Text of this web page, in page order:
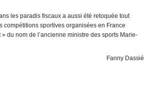
les paradis fiscaux a aussi été retoquée tout
sportives organisées en France
du nom de l’ancienne ministre des sports Marie-
Fanny Dassié